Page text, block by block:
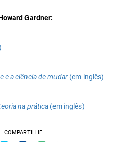
Gardner:
e a ciência de mudar (em inglês)
na prática (em inglês)
COMPARTILHE